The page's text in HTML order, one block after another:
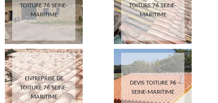
TOITURE 76 SEINE-
MARITIME
TOITURE 76 SEINE-
MARITIME
ENTREPRISE DE
TOITURE 76 SEINE-
MARITIME
DEVIS TOITURE 76
SEINE-MARITIME